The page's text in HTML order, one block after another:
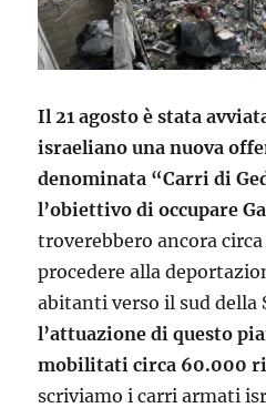
Il 21 agosto è stata
israeliano una nuova
denominata “Carri di
l’obiettivo di occupare
troverebbero ancora
procedere alla
abitanti verso il sud della
l’attuazione di questo
mobilitati circa 60.000
scriviamo i carri armati